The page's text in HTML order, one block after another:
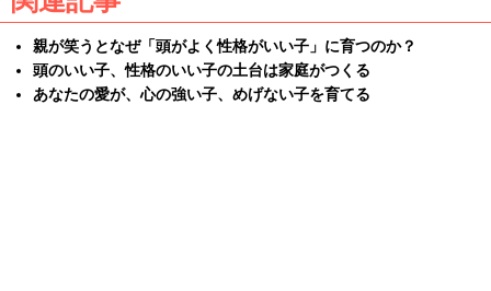
親が笑うとなぜ「頭がよく性格がいい子」に育つのか？
頭のいい子、性格のいい子の土台は家庭がつくる
あなたの愛が、心の強い子、めげない子を育てる